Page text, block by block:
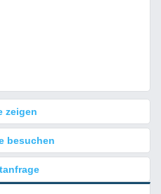
zeigen
besuchen